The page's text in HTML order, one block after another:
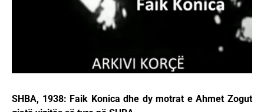
SHBA, 1938: Faik Konica dhe dy motrat e Ahmet Zogut